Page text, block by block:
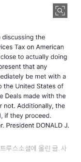
루스소셜에 올린 글. 사